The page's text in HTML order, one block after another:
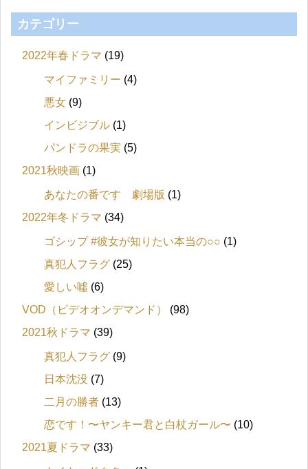
カテゴリー
2022年春ドラマ (19)
マイファミリー (4)
悪女 (9)
インビジブル (1)
パンドラの果実 (5)
2021秋映画 (1)
あなたの番です 劇場版 (1)
2022年冬ドラマ (34)
ゴシップ #彼女が知りたい本当の○○ (1)
真犯人フラグ (25)
愛しい噓 (6)
VOD（ビデオオンデマンド）
(98)
2021秋ドラマ (39)
真犯人フラグ (9)
日本沈没 (7)
二月の勝者 (13)
恋です！〜ヤンキー君と白杖ガール〜 (10)
2021夏ドラマ (33)